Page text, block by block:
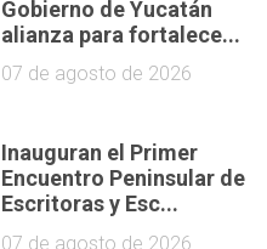
Gobierno de Yucatán
alianza para fortalece...
07 de agosto de 2026
Inauguran el Primer
Encuentro Peninsular de
Escritoras y Esc...
07 de agosto de 2026